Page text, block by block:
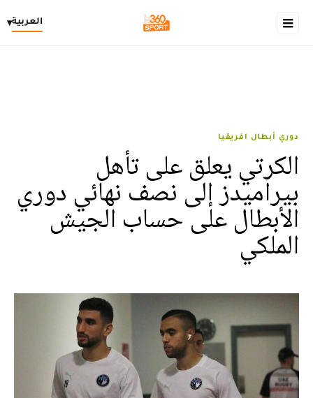
العربية▾
دوري أبطال افريقيا
الكرتي يعلق على تأهل
بيراميدز إلى نصف نهائي دوري
الأبطال على حساب الجيش
الملكي